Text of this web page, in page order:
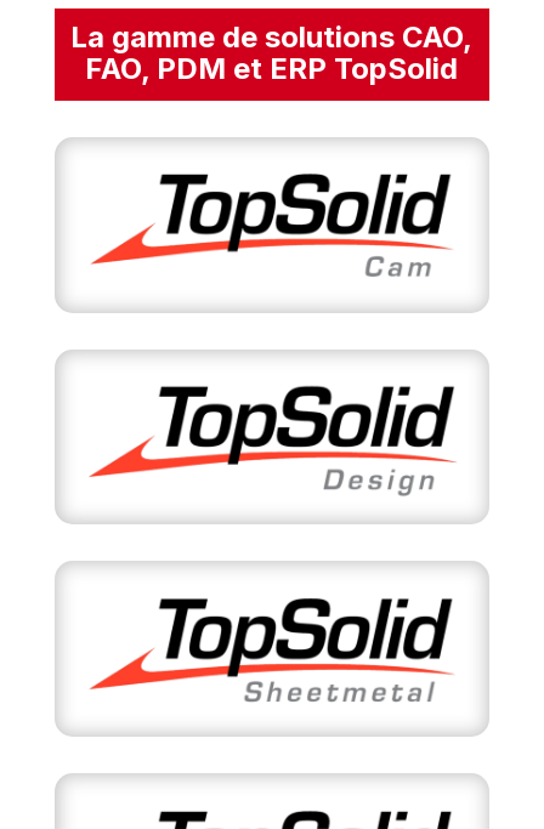
La gamme de solutions CAO,
FAO, PDM et ERP TopSolid